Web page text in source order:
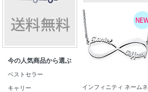
バーネックレスコレクション
ディスクとサークルのコレクション
今の人気商品から選ぶ
ベストセラー
キャリー
インフィニティ ネームネ